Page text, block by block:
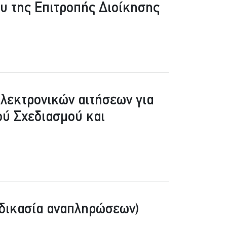
της Επιτροπής Διοίκησης
αιτήσεων για
Σχεδιασμού και
αναπληρώσεων)